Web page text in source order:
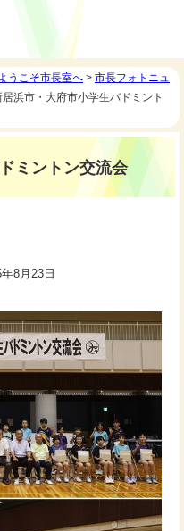
うこそ市長室へ > 市長フォトニュ
居浜市・大府市小学生バドミント
ミントン交流会
8月23日